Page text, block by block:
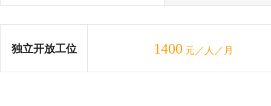
独立开放工位 1400 元／人／月